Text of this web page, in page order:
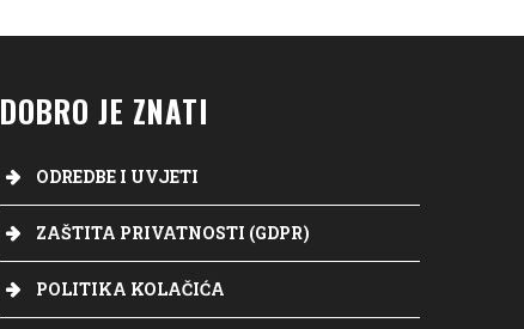
DOBRO JE ZNATI
ODREDBE I UVJETI
ZAŠTITA PRIVATNOSTI (GDPR)
POLITIKA KOLAČIĆA